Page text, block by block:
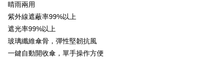
Pertama, Mengenai Perkhidmatan AFTEE Beli Sekarang Bayar Kemudian
1. Dengan memilih AFTEE sebagai kaedah pembayaran, mesej
pengesahan AFTEE akan muncul.
3. Tiada bayaran diperlukan apabila pesanan disahkan. Produk akan
dihantar ke alamat yang ditetapkan.
Pemindahan ATM
Pilihan Penghantaran
全家取貨付款
晴雨兩用
紫外線遮蔽率99%以上
遮光率99%以上
玻璃纖維傘骨，彈性堅韌抗風
一鍵自動開收傘，單手操作方便